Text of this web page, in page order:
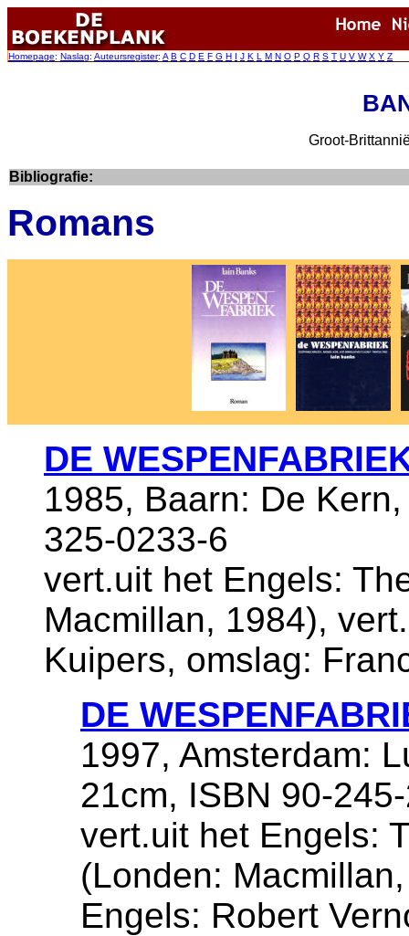
Homepage: Naslag: Auteursregister: A B C D E F G H I J K L M N O P Q R S T U V W X Y Z
Groot-
Bibliografie:
Romans
DE
1985, Baarn: De
325-0233-6
vert.uit het Engels:
Macmillan, 1984),
Kuipers, omslag:
DE
1997, Amsterdam:
21cm, ISBN 90-
vert.uit het Engels:
(Londen:
Engels: Robert